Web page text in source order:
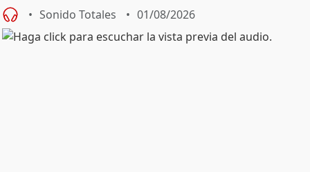
Sonido Totales 01/08/2026